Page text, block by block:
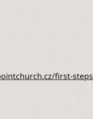
first-steps